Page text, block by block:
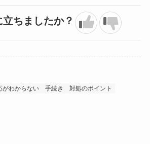
ちましたか？
がわからない
手続き 対処のポイント